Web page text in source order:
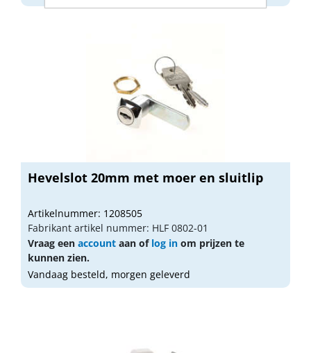
Hevelslot 20mm met moer en sluitlip
Artikelnummer: 1208505
Fabrikant artikel nummer: HLF 0802-01
Vraag een account aan of log in om prijzen te
kunnen zien.
Vandaag besteld, morgen geleverd